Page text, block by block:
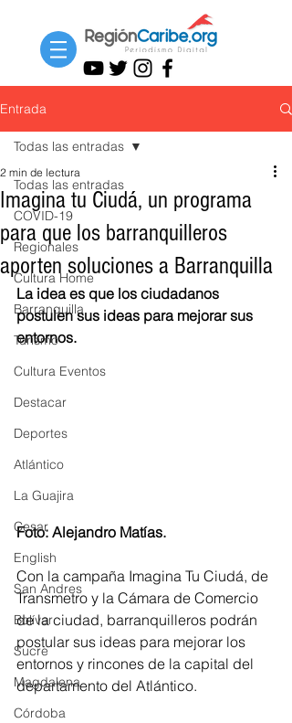
Entrada
Todas las entradas
COVID-19
Regionales
Cultura Home
Barranquilla
Turismo
Cultura Eventos
Destacar
Deportes
Atlántico
La Guajira
Cesar
English
San Andres
Bolívar
Sucre
Magdalena
Córdoba
Todas las entradas
Imagina tu Ciudá, un programa
para que los barranquilleros
aporten soluciones a Barranquilla
2 min de lectura
La idea es que los ciudadanos
postulen sus ideas para mejorar sus
entornos.
Foto: Alejandro Matías.
Con la campaña Imagina Tu Ciudá, de
Transmetro y la Cámara de Comercio
de la ciudad, barranquilleros podrán
postular sus ideas para mejorar los
entornos y rincones de la capital del
departamento del Atlántico.